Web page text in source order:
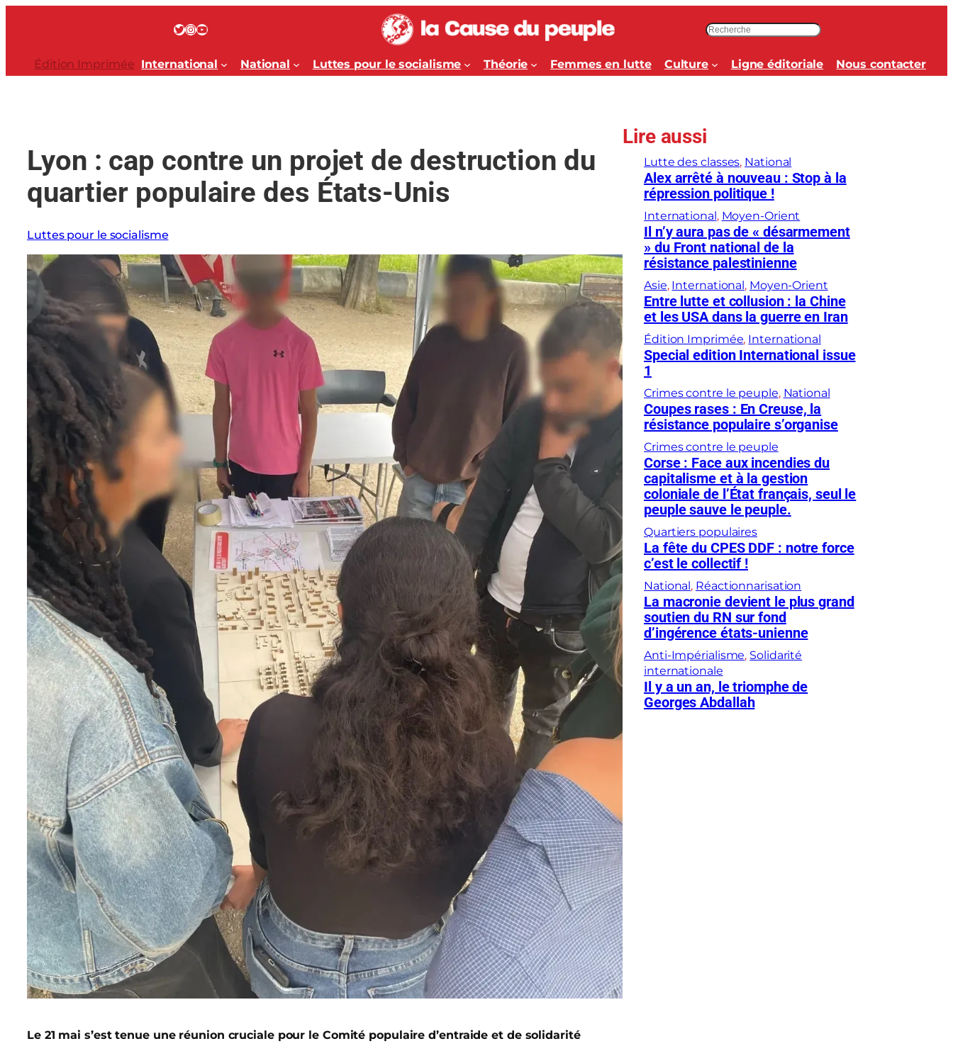
Twitter InstagramYouTube
c
h
h
r
Édition Imprimée International National Luttes pour le socialisme Théorie Femmes en lutte Culture Ligne éditoriale Nous contacter
Lyon : cap contre un projet de destruction du
quartier populaire des États-Unis
Luttes pour le socialisme
Le 21 mai s’est tenue une réunion cruciale pour le Comité populaire d’entraide et de solidarité
Lire aussi
Lutte des classes, National
Alex arrêté à nouveau : Stop à la
répression politique !
International, Moyen-Orient
Il n’y aura pas de « désarmement
» du Front national de la
résistance palestinienne
Asie, International, Moyen-Orient
Entre lutte et collusion : la Chine
et les USA dans la guerre en Iran
Édition Imprimée, International
Special edition International issue
1
Crimes contre le peuple, National
Coupes rases : En Creuse, la
résistance populaire s’organise
Crimes contre le peuple
Corse : Face aux incendies du
capitalisme et à la gestion
coloniale de l’État français, seul le
peuple sauve le peuple.
Quartiers populaires
La fête du CPES DDF : notre force
c’est le collectif !
National, Réactionnarisation
La macronie devient le plus grand
soutien du RN sur fond
d’ingérence états-unienne
Anti-Impérialisme, Solidarité
internationale
Il y a un an, le triomphe de
Georges Abdallah